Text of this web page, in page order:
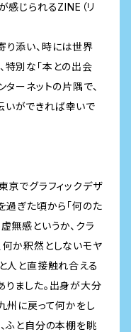
感じられるZINE（リ
り添い、時には世界
特別な「本との出会
ターネットの片隅で、
いができれば幸いで
京でグラフィックデザ
過ぎた頃から「何のた
無感というか、クラ
何か釈然としないモヤ
人と直接触れ合える
りました。出身が大分
州に戻って何かをし
ふと自分の本棚を眺